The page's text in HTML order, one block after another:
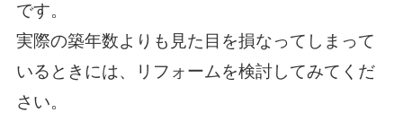
です。
実際の築年数よりも見た目を損なってしまって
いるときには、リフォームを検討してみてくだ
さい。